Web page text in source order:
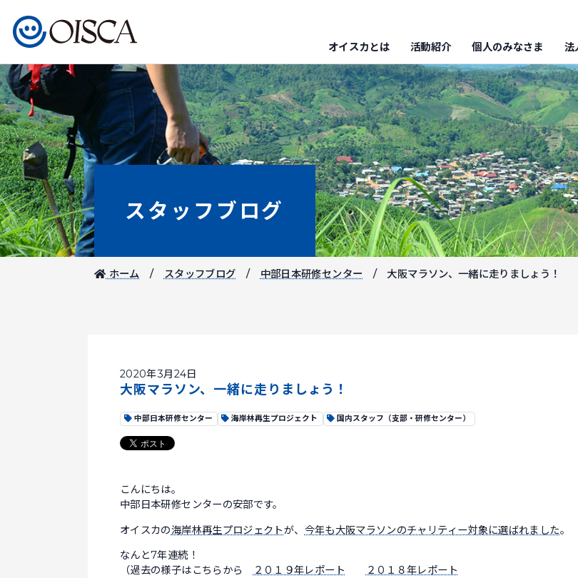
オイスカとは 活動紹介 個人のみなさま 法
スタッフブログ
ホーム スタッフブログ 中部日本研修センター 大阪マラソン、一緒に走りましょう！
2020年3月24日
大阪マラソン、一緒に走りましょう！
中部日本研修センター 海岸林再生プロジェクト 国内スタッフ（支部・研修センター）
こんにちは。
中部日本研修センターの安部です。
オイスカの海岸林再生プロジェクトが、 今年も大阪マラソンのチャリティー対象に選ばれました。
なんと7年連続！
（過去の様子はこちらから
２０１９年レポート
２０１８年レポート